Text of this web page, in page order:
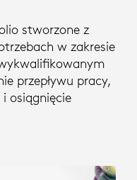
stworzone z
w zakresie
przepływu pracy,
osiągnięcie